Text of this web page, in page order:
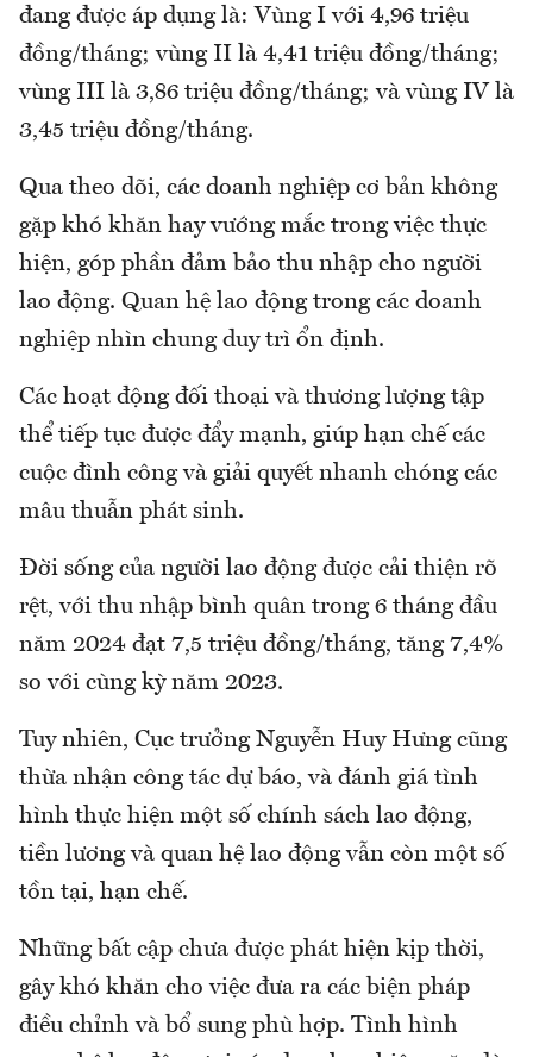
đang được áp dụng là: Vùng I với 4,96 triệu
đồng/tháng; vùng II là 4,41 triệu đồng/tháng;
vùng III là 3,86 triệu đồng/tháng; và vùng IV là
3,45 triệu đồng/tháng.
Qua theo dõi, các doanh nghiệp cơ bản không
gặp khó khăn hay vướng mắc trong việc thực
hiện, góp phần đảm bảo thu nhập cho người
lao động. Quan hệ lao động trong các doanh
nghiệp nhìn chung duy trì ổn định.
Các hoạt động đối thoại và thương lượng tập
thể tiếp tục được đẩy mạnh, giúp hạn chế các
cuộc đình công và giải quyết nhanh chóng các
mâu thuẫn phát sinh.
Đời sống của người lao động được cải thiện rõ
rệt, với thu nhập bình quân trong 6 tháng đầu
năm 2024 đạt 7,5 triệu đồng/tháng, tăng 7,4%
so với cùng kỳ năm 2023.
Tuy nhiên, Cục trưởng Nguyễn Huy Hưng cũng
thừa nhận công tác dự báo, và đánh giá tình
hình thực hiện một số chính sách lao động,
tiền lương và quan hệ lao động vẫn còn một số
tồn tại, hạn chế.
Những bất cập chưa được phát hiện kịp thời,
gây khó khăn cho việc đưa ra các biện pháp
điều chỉnh và bổ sung phù hợp. Tình hình